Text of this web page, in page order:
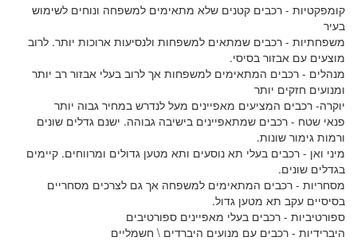
קומפקטיות - רכבים קטנים שלא מתאימים למשפחה ונוחים לשימוש
בעיר
משפחתיות - רכבים שמתאים למשפחות ולנסיעות ארוכות יותר. לרוב
מוצעים עם אבזור בסיסי.
מנהלים - רכבים המתאימים למשפחות אך לרוב בעלי אבזור רב יותר
ומנועים חזקים יותר
יוקרה- רכבים המציעים מאפיינים מעל לנדרש במחיר גבוה יותר
פנאי שטח - רכבים שמתאפיינים בישיבה גבוהה. ישנם גדלים שונים
ורמות גימור שונות.
מיני ואן - רכבים בעלי תא נוסעים ותא מטען גדולים ומרווחים. קיימים
בגדלים שונים.
מסחריות - רכבים המתאימים למשפחה אך גם לצרכים מסחריים
בסיסיים עקב תא מטען גדול.
ספורטיביות - רכבים בעלי מאפיינים ספורטיבים
היברידיות - רכבים עם מנועים היברדים \ חשמליים